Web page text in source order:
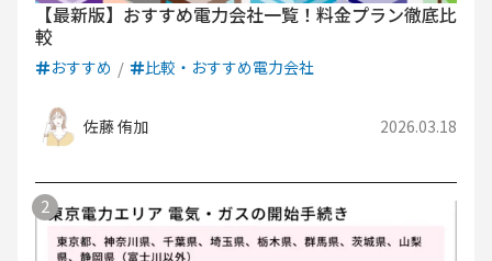
【最新版】おすすめ電力会社一覧！料金プラン徹底比
較
おすすめ 比較・おすすめ電力会社
佐藤 侑加 2026.03.18